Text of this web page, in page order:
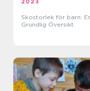
2023
Skostorlek för barn:
Grundlig Översikt